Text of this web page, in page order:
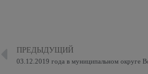
ПРЕДЫДУЩИЙ